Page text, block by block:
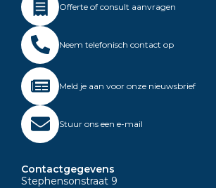
Offerte of consult aanvragen
Neem telefonisch contact op
Meld je aan voor onze nieuwsbrief
Stuur ons een e-mail
Contactgegevens
Stephensonstraat 9